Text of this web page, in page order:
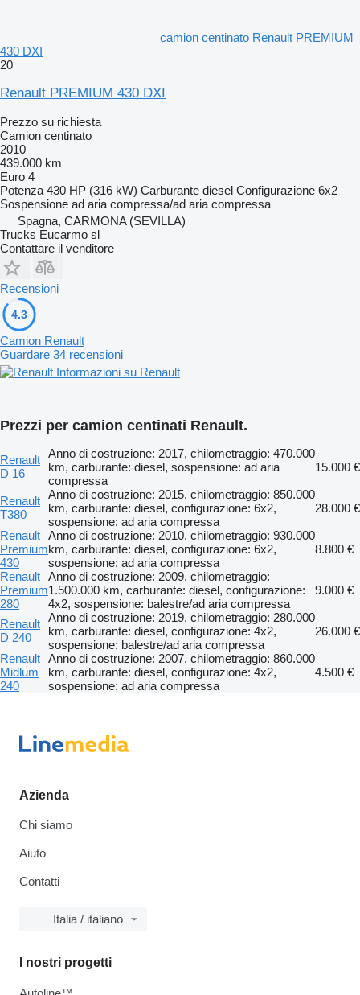
camion centinato Renault PREMIUM
430 DXI
20
Renault PREMIUM 430 DXI
Prezzo su richiesta
Camion centinato
2010
439.000 km
Euro 4
Potenza 430 HP (316 kW) Carburante diesel Configurazione 6x2
Sospensione ad aria compressa/ad aria compressa
Spagna, CARMONA (SEVILLA)
Trucks Eucarmo sl
Contattare il venditore
Recensioni
4.3
Camion Renault
Guardare 34 recensioni
Informazioni su Renault
Prezzi per camion centinati Renault.
Renault
D 16
Anno di costruzione: 2017, chilometraggio: 470.000
km, carburante: diesel, sospensione: ad aria
compressa
15.000 €
Renault
T380
Anno di costruzione: 2015, chilometraggio: 850.000
km, carburante: diesel, configurazione: 6x2,
sospensione: ad aria compressa
28.000 €
Renault
Premium
430
Anno di costruzione: 2010, chilometraggio: 930.000
km, carburante: diesel, configurazione: 6x2,
sospensione: ad aria compressa
8.800 €
Renault
Premium
280
Anno di costruzione: 2009, chilometraggio:
1.500.000 km, carburante: diesel, configurazione:
4x2, sospensione: balestre/ad aria compressa
9.000 €
Renault
D 240
Anno di costruzione: 2019, chilometraggio: 280.000
km, carburante: diesel, configurazione: 4x2,
sospensione: balestre/ad aria compressa
26.000 €
Renault
Midlum
240
Anno di costruzione: 2007, chilometraggio: 860.000
km, carburante: diesel, configurazione: 4x2,
sospensione: ad aria compressa
4.500 €
Azienda
Chi siamo
Aiuto
Contatti
Italia / italiano
I nostri progetti